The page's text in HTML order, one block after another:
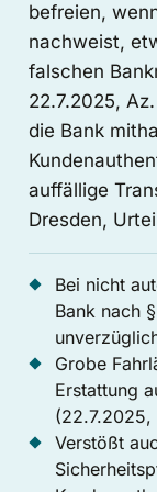
befreien,
nachweist,
falschen
22.7.2025,
die Bank
auffällige
Dresden,
Bei nicht
Bank nach
Grobe
Erstattung
(22.7.2025,
Verstößt